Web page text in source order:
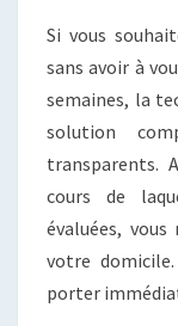
Si vous
sans avoir à
semaines, la
solution
transparents.
cours de
évaluées,
votre
porter